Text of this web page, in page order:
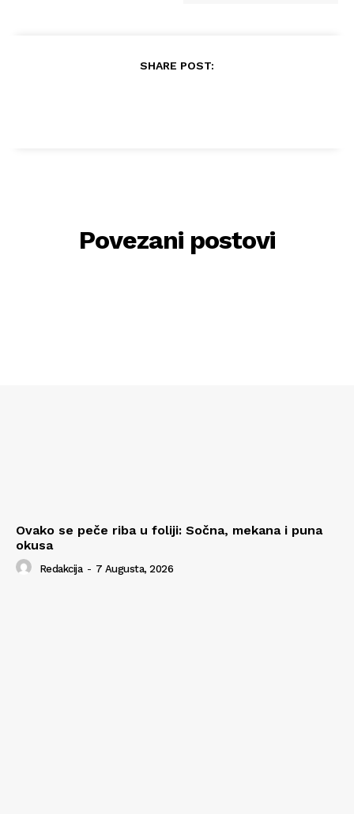
SHARE POST:
Povezani postovi
Ovako se peče riba u foliji: Sočna, mekana i puna
okusa
Redakcija - 7 Augusta, 2026